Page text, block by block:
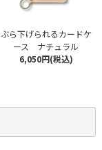
ぶら下げられるカードケ
ース ナチュラル
6,050円(税込)